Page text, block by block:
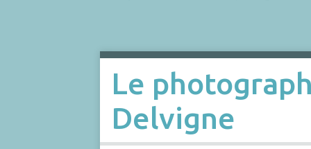
Le
Delvigne